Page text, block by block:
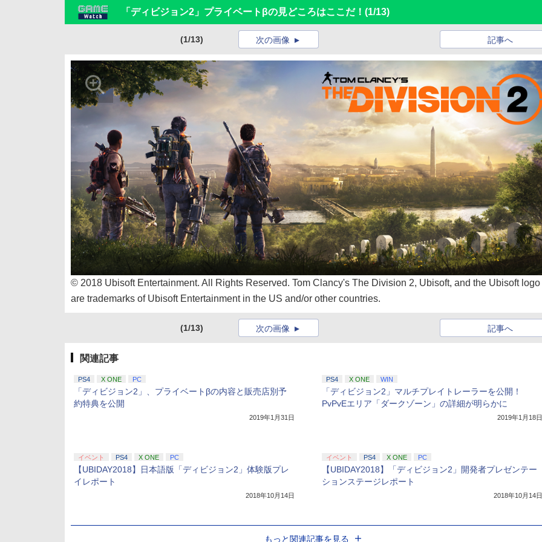
「ディビジョン2」プライベートβの見どころはここだ！ (1/13)
(1/13) 次の画像 記事へ
© 2018 Ubisoft Entertainment. All Rights Reserved. Tom Clancy's The Division 2, Ubisoft, and the Ubisoft logo
are trademarks of Ubisoft Entertainment in the US and/or other countries.
(1/13) 次の画像 記事へ
関連記事
PS4 X ONE PC
「ディビジョン2」、プライベートβの内容と販売店別予
約特典を公開
2019年1月31日
PS4 X ONE WIN
「ディビジョン2」マルチプレイトレーラーを公開！
PvPvEエリア「ダークゾーン」の詳細が明らかに
2019年1月18日
イベント PS4 X ONE PC
【UBIDAY2018】日本語版「ディビジョン2」体験版プレ
イレポート
2018年10月14日
イベント PS4 X ONE PC
【UBIDAY2018】「ディビジョン2」開発者プレゼンテー
ションステージレポート
2018年10月14日
もっと関連記事を見る